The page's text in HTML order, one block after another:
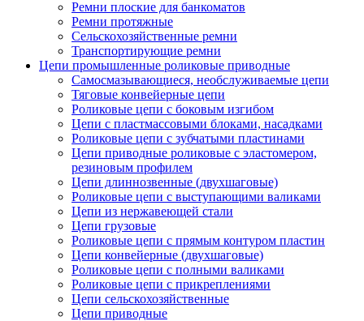
Ремни плоские для банкоматов
Ремни протяжные
Сельскохозяйственные ремни
Транспортирующие ремни
Цепи промышленные роликовые приводные
Самосмазывающиеся, необслуживаемые цепи
Тяговые конвейерные цепи
Роликовые цепи с боковым изгибом
Цепи с пластмассовыми блоками, насадками
Роликовые цепи с зубчатыми пластинами
Цепи приводные роликовые с эластомером,
резиновым профилем
Цепи длиннозвенные (двухшаговые)
Роликовые цепи с выступающими валиками
Цепи из нержавеющей стали
Цепи грузовые
Роликовые цепи с прямым контуром пластин
Цепи конвейерные (двухшаговые)
Роликовые цепи с полными валиками
Роликовые цепи с прикреплениями
Цепи сельскохозяйственные
Цепи приводные